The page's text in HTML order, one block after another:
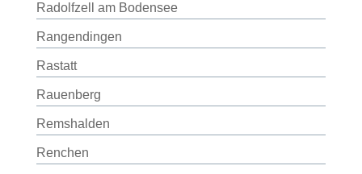
Radolfzell am Bodensee
Rangendingen
Rastatt
Rauenberg
Remshalden
Renchen